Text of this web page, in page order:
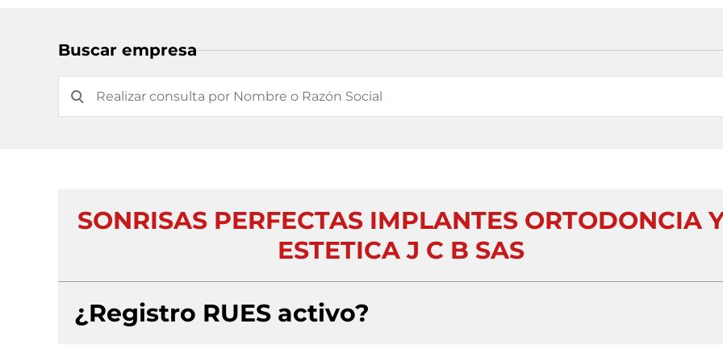
Buscar empresa
SONRISAS PERFECTAS IMPLANTES ORTODONCIA
ESTETICA J C B SAS
¿Registro RUES activo?